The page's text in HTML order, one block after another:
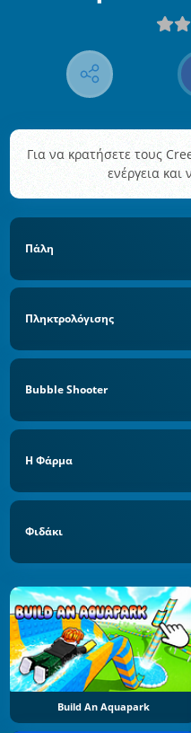
Για να κρατήσετε τους
ενέργεια και
Πάλη
Πληκτρολόγισης
Bubble Shooter
Η Φάρμα
Φιδάκι
Build An Aquapark